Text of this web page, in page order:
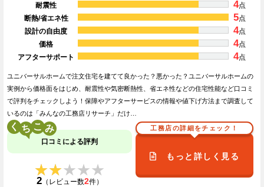
耐震性 4点
断熱/省エネ性
5点
設計の自由度
4点
価格
4点
アフターサポート
4点
ユニバーサルホームで注文住宅を建てて良かった？悪かった？ユニバーサルホームの
実例から価格面をはじめ、耐震性や気密断熱性、省エネ性などの住宅性能など口コミ
で評判をチェックしよう！保障やアフターサービスの情報や値下げ方法まで調査して
いるのは「みんなの工務店リサーチ」だけ…
く こ
口コミによる評判
★★★★★
★★★★★
2（レビュー数2件）
工務店の詳細をチェック！
もっと詳しく見る